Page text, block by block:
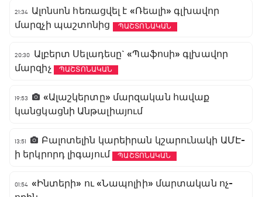
21:34 Ալոնսոն հեռացվել է «Ռեալի» գլխավոր
մարզչի պաշտոնից
ՊԱՇՏՈՆԱԿԱՆ
20:30
Ալբերտ Սելադեսը` «Պաֆոսի» գլխավոր
մարզիչ
ՊԱՇՏՈՆԱԿԱՆ
19:53
«Ալաշկերտը» մարզական հավաք
կանցկացնի Անթալիայում
13:51
Բալոտելին կարեիրան կշարունակի ԱՄԷ-
ի երկրորդ լիգայում
ՊԱՇՏՈՆԱԿԱՆ
01:54 «Ինտերի» ու «Նապոլիի» մարտական ոչ-